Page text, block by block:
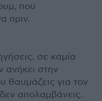
που
πριν.
σε καμία
ανήκει στην
θαυμάζεις για τον
απολαμβάνεις.